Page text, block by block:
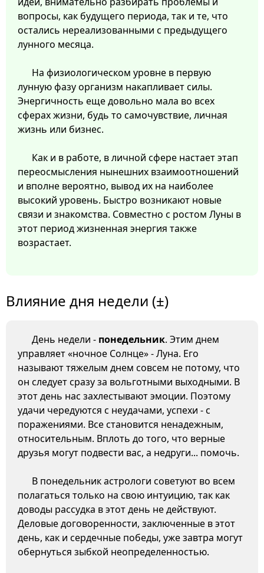
вопросы, как будущего периода, так и те, что
остались нереализованными с предыдущего
лунного месяца.
На физиологическом уровне в первую
лунную фазу организм накапливает силы.
Энергичность еще довольно мала во всех
сферах жизни, будь то самочувствие, личная
жизнь или бизнес.
Как и в работе, в личной сфере настает этап
переосмысления нынешних взаимоотношений
и вполне вероятно, вывод их на наиболее
высокий уровень. Быстро возникают новые
связи и знакомства. Совместно с ростом Луны в
этот период жизненная энергия также
возрастает.
Влияние дня недели (±)
День недели - понедельник. Этим днем
управляет «ночное Солнце» - Луна. Его
называют тяжелым днем совсем не потому, что
он следует сразу за вольготными выходными. В
этот день нас захлестывают эмоции. Поэтому
удачи чередуются с неудачами, успехи - с
поражениями. Все становится ненадежным,
относительным. Вплоть до того, что верные
друзья могут подвести вас, а недруги... помочь.
В понедельник астрологи советуют во всем
полагаться только на свою интуицию, так как
доводы рассудка в этот день не действуют.
Деловые договоренности, заключенные в этот
день, как и сердечные победы, уже завтра могут
обернуться зыбкой неопределенностью.